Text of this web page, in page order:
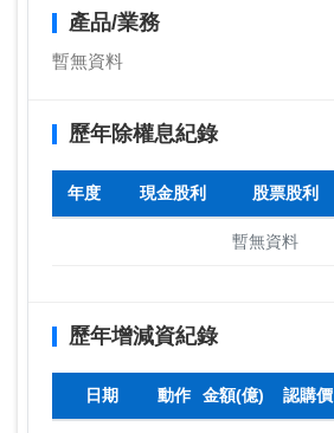
產品/業務
暫無資料
歷年除權息紀錄
年度 現金股利 股票股利
暫無資料
歷年增減資紀錄
日期 動作 金額(億) 認購價